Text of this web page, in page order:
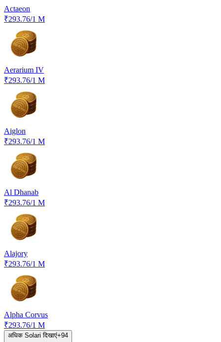
Actaeon
₹293.76/1 M
Aerarium IV
₹293.76/1 M
Aiglon
₹293.76/1 M
Al Dhanab
₹293.76/1 M
Alajory
₹293.76/1 M
Alpha Corvus
₹293.76/1 M
अधिक Solari दिखाएं+94